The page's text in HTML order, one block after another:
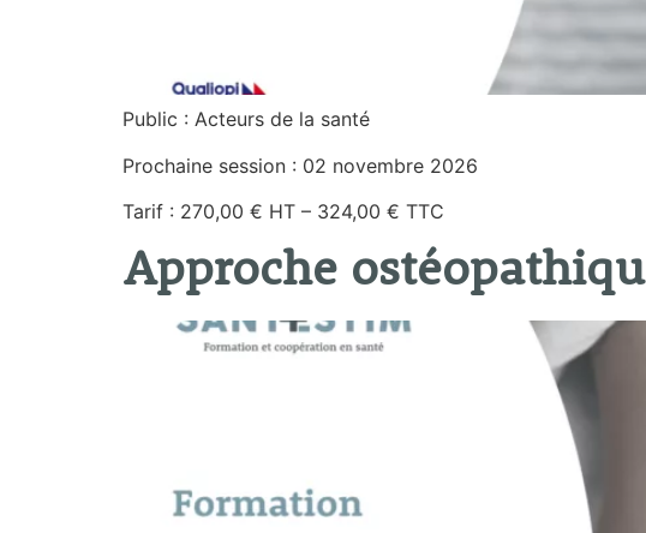
Public : Acteurs de la santé
Prochaine session : 02 novembre 2026
Tarif : 270,00 € HT – 324,00 € TTC
Approche